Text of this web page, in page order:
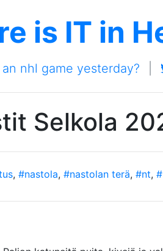
is IT in
nhl game yesterday?
Selkola
, #nastola, #nastolan terä, #nt,